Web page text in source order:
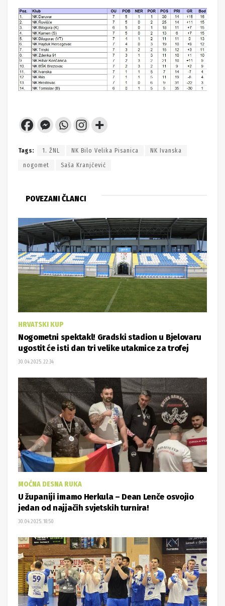
Tags: 1. ŽNL NK Bilo Velika Pisanica NK Ivanska
nogomet Saša Kranjčević
POVEZANI ČLANCI
HRVATSKI KUP
Nogometni spektakl! Gradski stadion u Bjelovaru
ugostit će isti dan tri velike utakmice za trofej
30.04.2025. 22:34
MOĆNA DESNA RUKA
U županiji imamo Herkula – Dean Lenče osvojio
jedan od najjačih svjetskih turnira!
30.04.2025. 18:50